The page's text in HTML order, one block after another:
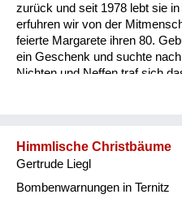
zurück und seit 1978 lebt sie
erfuhren wir von der
feierte Margarete ihren 80.
ein Geschenk und suchte
Nichten und Neffen traf sich
2025 an dessen Grab (Pfarre
Himmlische Christbäume
Gertrude Liegl
Bombenwarnungen in Ternitz